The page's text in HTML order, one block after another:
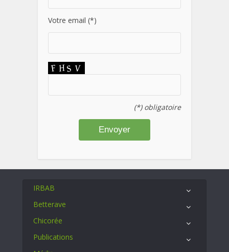
Votre email (*)
(*) obligatoire
IRBAB
Betterave
Chicorée
Publications